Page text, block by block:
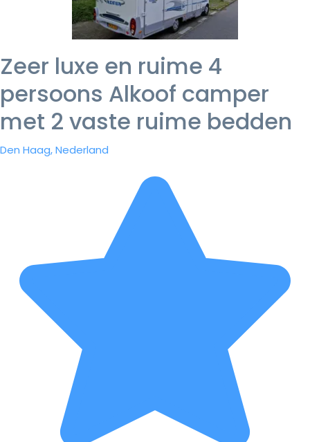
Zeer luxe en ruime 4
persoons Alkoof camper
met 2 vaste ruime bedden
Den Haag, Nederland